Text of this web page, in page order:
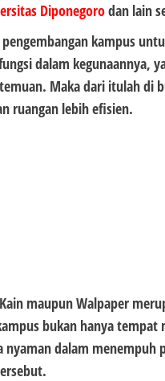
Diponegorodan lain
kampus
dalam kegunaannya,
Maka dari itulah di
ruangan lebih efisien.
maupun Walpaper
bukan hanya tempat
dalam menempuh